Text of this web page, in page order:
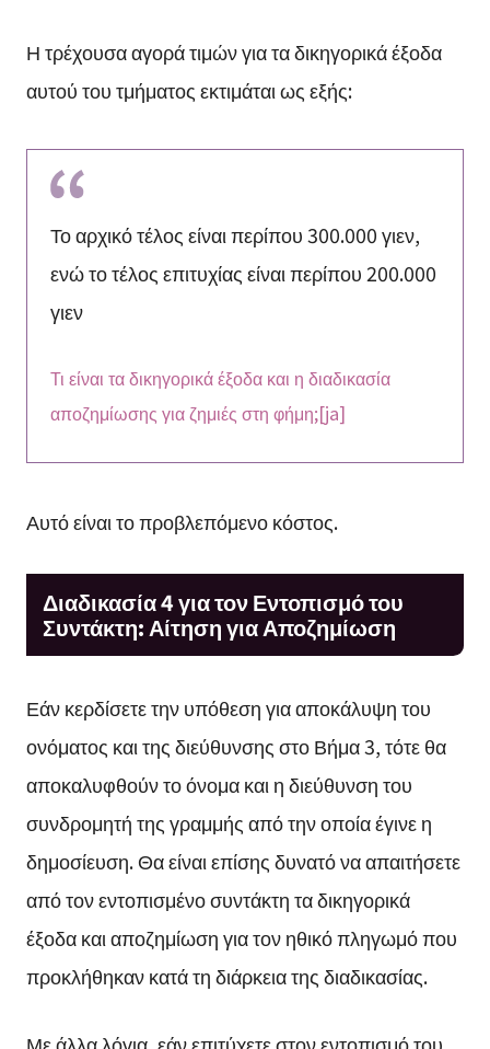
Η τρέχουσα αγορά τιμών για τα δικηγορικά έξοδα
αυτού του τμήματος εκτιμάται ως εξής:
Το αρχικό τέλος είναι περίπου 300.000 γιεν,
ενώ το τέλος επιτυχίας είναι περίπου 200.000
γιεν
Τι είναι τα δικηγορικά έξοδα και η διαδικασία
αποζημίωσης για ζημιές στη φήμη;[ja]
Αυτό είναι το προβλεπόμενο κόστος.
Διαδικασία 4 για τον Εντοπισμό του
Συντάκτη: Αίτηση για Αποζημίωση
Εάν κερδίσετε την υπόθεση για αποκάλυψη του
ονόματος και της διεύθυνσης στο Βήμα 3, τότε θα
αποκαλυφθούν το όνομα και η διεύθυνση του
συνδρομητή της γραμμής από την οποία έγινε η
δημοσίευση. Θα είναι επίσης δυνατό να απαιτήσετε
από τον εντοπισμένο συντάκτη τα δικηγορικά
έξοδα και αποζημίωση για τον ηθικό πληγωμό που
προκλήθηκαν κατά τη διάρκεια της διαδικασίας.
Με άλλα λόγια, εάν επιτύχετε στον εντοπισμό του